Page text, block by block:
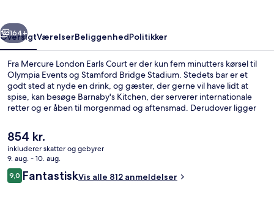
Næste
164+
OversigtVærelserBeliggenhedPolitikker
Fra Mercure London Earls Court er der kun fem minutters kørsel til
Olympia Events og Stamford Bridge Stadium. Stedets bar er et
godt sted at nyde en drink, og gæster, der gerne vil have lidt at
spise, kan besøge Barnaby's Kitchen, der serverer internationale
retter og er åben til morgenmad og aftensmad. Derudover ligger
minutters kørsel væk. Overnatningsstedet ligger kun en kort gåtur
fra offentlig transport: West Brompton Undergrundsstation ligger 4
minutter væk og Earl's Court Station ligger 8 minutter derfra.
Den
nuværende
pris
er
854 kr.
854 kr.
inkluderer skatter og gebyrer
9. aug. - 10. aug.
Anmeldelser
9,09,0 ud af 10.
FantastiskVis alle 812 anmeldelser